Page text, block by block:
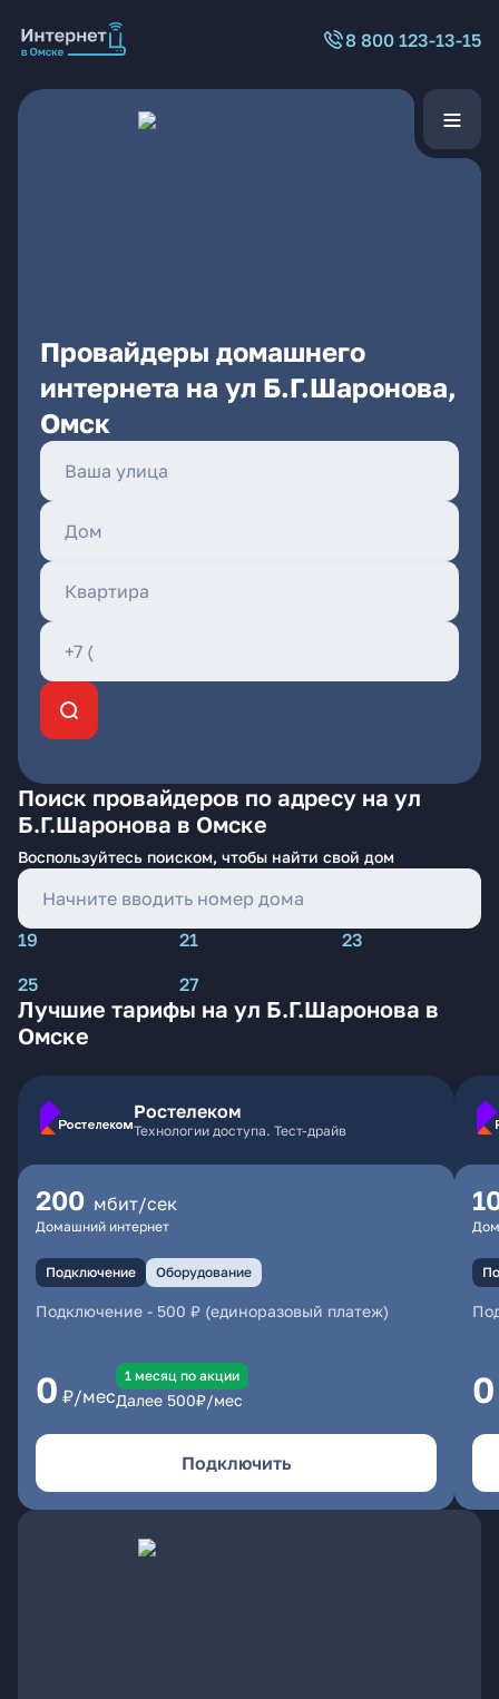
8 800 123-13-15
Провайдеры домашнего
интернета на ул Б.Г.Шаронова,
Омск
Поиск провайдеров по адресу на ул
Б.Г.Шаронова в Омске
Воспользуйтесь поиском, чтобы найти свой дом
19 21
23
25
27
Лучшие тарифы на ул Б.Г.Шаронова в
Омске
Ростелеком
Технологии доступа. Тест-драйв
200 мбит/сек
Домашний интернет
Подключение Оборудование
Подключение - 500 ₽ (единоразовый платеж)
0 ₽/мес
1 месяц по акции
Далее 500₽/мес
Подключить
0